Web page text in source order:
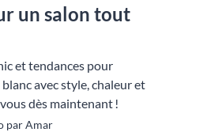
un salon tout
et tendances pour
avec style, chaleur et
dès maintenant !
par Amar